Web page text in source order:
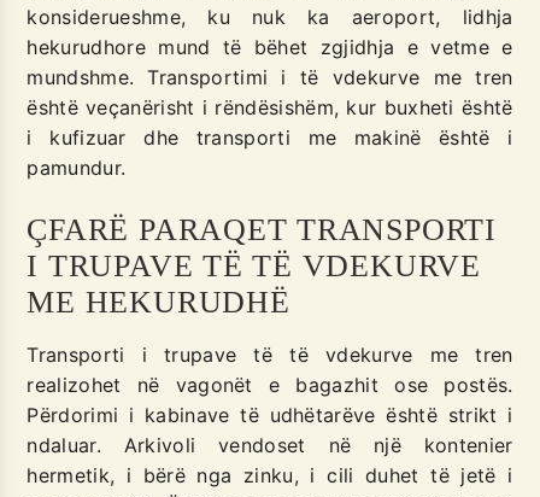
konsiderueshme, ku nuk ka aeroport, lidhja
hekurudhore mund të bëhet zgjidhja e vetme e
mundshme. Transportimi i të vdekurve me tren
është veçanërisht i rëndësishëm, kur buxheti është
i kufizuar dhe transporti me makinë është i
pamundur.
ÇFARË PARAQET TRANSPORTI
I TRUPAVE TË TË VDEKURVE
ME HEKURUDHË
Transporti i trupave të të vdekurve me tren
realizohet në vagonët e bagazhit ose postës.
Përdorimi i kabinave të udhëtarëve është strikt i
ndaluar. Arkivoli vendoset në një kontenier
hermetik, i bërë nga zinku, i cili duhet të jetë i